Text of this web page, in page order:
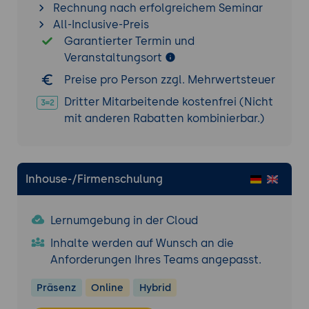
Eskalationsprozesses
Ziel der Übung:Entwicklung eines
automatisierten Eskalationssystems mit
spezifischen Benachrichtigungen und
Aufgaben.
Projektbeschreibung:
Szenarios, bei dem ein Alarm ausgelöst
wird und automatische
Tools:PagerDuty, APIs,
Automatisierungswerkzeuge (z. B.
Ergebnisse:
Ein automatisierter Prozess,
der Vorfälle effektiv und ohne Verzögerung
eskaliert.
Integration in Unternehmensprozesse
Rechnung nach erfolgreichem Seminar
All-Inclusive-Preis
Garantierter Termin und
Veranstaltungsort
Preise pro Person zzgl. Mehrwertsteuer
Dritter Mitarbeitende kostenfrei (Nicht
mit anderen Rabatten kombinierbar.)
Inhouse-/Firmenschulung
Lernumgebung in der Cloud
Inhalte werden auf Wunsch an die
Anforderungen Ihres Teams angepasst.
Präsenz Online Hybrid